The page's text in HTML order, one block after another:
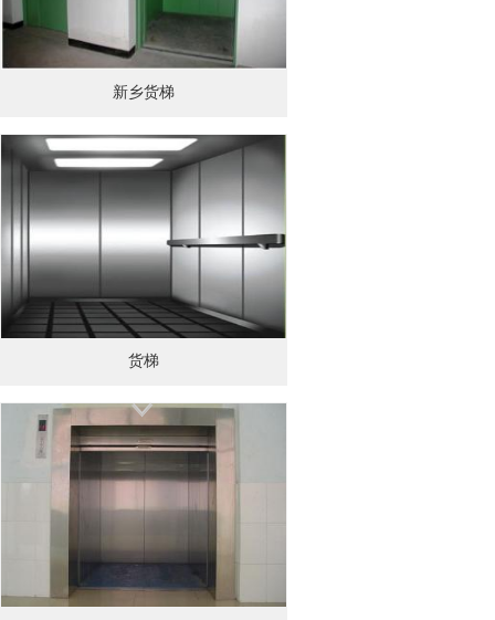
新乡货梯
货梯